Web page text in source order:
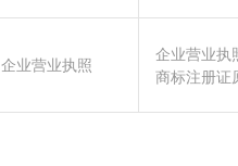
企业营业执照
企业营业执
商标注册证